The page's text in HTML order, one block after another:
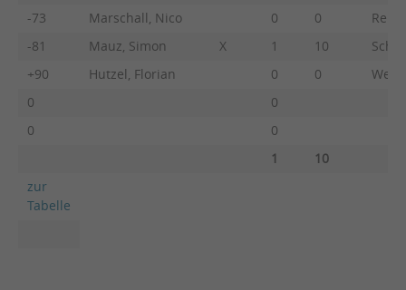
-73
Marschall, Nico 0 0
-81
Mauz, Simon X 1 10
+90
Hutzel, Florian 0 0
0
0
0
0
1
10
zur
Tabelle